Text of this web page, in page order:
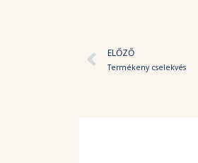
Előző
ELŐZŐ
Termékeny cselekvés